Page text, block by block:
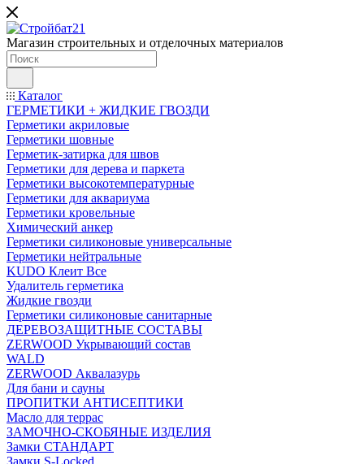
Магазин строительных и отделочных материалов
Каталог
ГЕРМЕТИКИ + ЖИДКИЕ ГВОЗДИ
Герметики акриловые
Герметики шовные
Герметик-затирка для швов
Герметики для дерева и паркета
Герметики высокотемпературные
Герметики для аквариума
Герметики кровельные
Химический анкер
Герметики силиконовые универсальные
Герметики нейтральные
KUDO Клеит Все
Удалитель герметика
Жидкие гвозди
Герметики силиконовые санитарные
ДЕРЕВОЗАЩИТНЫЕ СОСТАВЫ
ZERWOOD Укрывающий состав
WALD
ZERWOOD Аквалазурь
Для бани и сауны
ПРОПИТКИ АНТИСЕПТИКИ
Масло для террас
ЗАМОЧНО-СКОБЯНЫЕ ИЗДЕЛИЯ
Замки СТАНДАРТ
Замки S-Locked